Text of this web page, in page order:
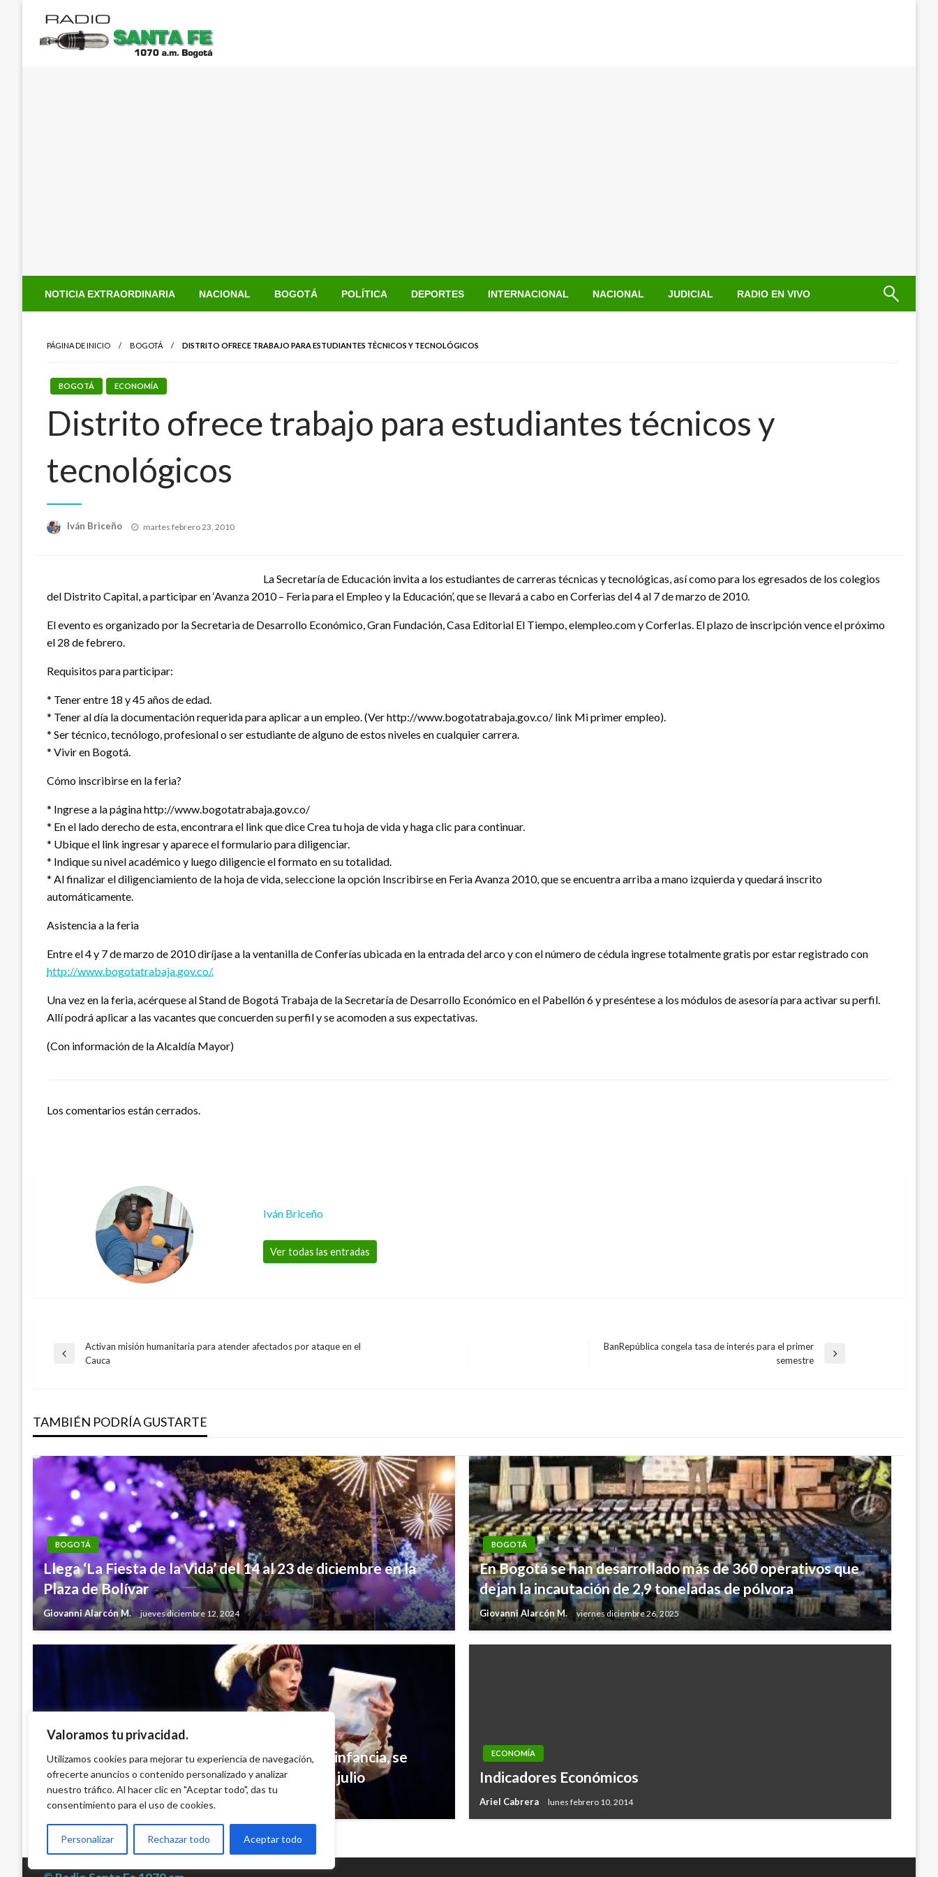
Valoramos tu privacidad.
Utilizamos cookies para mejorar tu experiencia de navegación,
ofrecerte anuncios o contenido personalizado y analizar
nuestro tráfico. Al hacer clic en "Aceptar todo", das tu
consentimiento para el uso de cookies.
Personalizar Rechazar todo Aceptar todo
contenido
NOTICIA EXTRAORDINARIA NACIONAL BOGOTÁ POLÍTICA DEPORTES INTERNACIONAL NACIONAL JUDICIAL RADIO EN VIVO
PÁGINA DE INICIO BOGOTÁ DISTRITO OFRECE TRABAJO PARA ESTUDIANTES TÉCNICOS Y TECNOLÓGICOS
BOGOTÁ ECONOMÍA
Distrito ofrece trabajo para estudiantes técnicos y
tecnológicos
Iván Briceño
Publicado
martes febrero 23, 2010
La Secretaría de Educación invita a los estudiantes de carreras técnicas y tecnológicas, así como para los egresados de los colegios
del Distrito Capital, a participar en ‘Avanza 2010 – Feria para el Empleo y la Educación’, que se llevará a cabo en Corferias del 4 al 7 de marzo de 2010.
El evento es organizado por la Secretaria de Desarrollo Económico, Gran Fundación, Casa Editorial El Tiempo, elempleo.com y CorferIas. El plazo de inscripción vence el próximo
el 28 de febrero.
Requisitos para participar:
* Tener entre 18 y 45 años de edad.
* Tener al día la documentación requerida para aplicar a un empleo. (Ver http://www.bogotatrabaja.gov.co/ link Mi primer empleo).
* Ser técnico, tecnólogo, profesional o ser estudiante de alguno de estos niveles en cualquier carrera.
* Vivir en Bogotá.
Cómo inscribirse en la feria?
* Ingrese a la página http://www.bogotatrabaja.gov.co/
* En el lado derecho de esta, encontrara el link que dice Crea tu hoja de vida y haga clic para continuar.
* Ubique el link ingresar y aparece el formulario para diligenciar.
* Indique su nivel académico y luego diligencie el formato en su totalidad.
* Al finalizar el diligenciamiento de la hoja de vida, seleccione la opción Inscribirse en Feria Avanza 2010, que se encuentra arriba a mano izquierda y quedará inscrito
automáticamente.
Asistencia a la feria
Entre el 4 y 7 de marzo de 2010 diríjase a la ventanilla de Conferías ubicada en la entrada del arco y con el número de cédula ingrese totalmente gratis por estar registrado con
http://www.bogotatrabaja.gov.co/.
Una vez en la feria, acérquese al Stand de Bogotá Trabaja de la Secretaría de Desarrollo Económico en el Pabellón 6 y preséntese a los módulos de asesoría para activar su perfil.
Allí podrá aplicar a las vacantes que concuerden su perfil y se acomoden a sus expectativas.
(Con información de la Alcaldía Mayor)
Los comentarios están cerrados.
Iván Briceño
Ver todas las entradas
Navegación
entradas
Entrada
Activan misión humanitaria para atender afectados por ataque en el
Cauca
BanRepública congela tasa de interés para el primer
semestre
TAMBIÉN PODRÍA GUSTARTE
BOGOTÁ
Llega ‘La Fiesta de la Vida’ del 14 al 23 de diciembre en la
Plaza de Bolívar
Giovanni Alarcón M. jueves diciembre 12, 2024
BOGOTÁ
En Bogotá se han desarrollado más de 360 operativos que
dejan la incautación de 2,9 toneladas de pólvora
Giovanni Alarcón M. viernes diciembre 26, 2025
BOGOTÁ
‘¡Aaaa-Chis!’ la obra de Idartes para primera infancia, se
presenta en la Pilona 10 este domingo 19 de julio
Giovanni Alarcón M. viernes julio 17, 2026
ECONOMÍA
Indicadores Económicos
Ariel Cabrera lunes febrero 10, 2014